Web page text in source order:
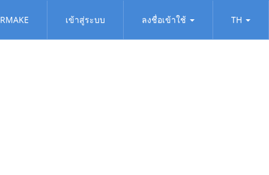
เข้าสู่ระบบ ลงชื่อเข้าใช้ TH